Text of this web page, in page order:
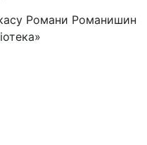
Романи Романишин